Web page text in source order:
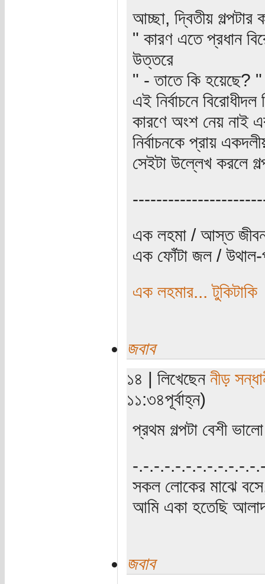
আচ্ছা, দ্বিতীয়
" কারণ এতে প্রধান
উত্তরে
" - তাতে কি হয়েছে? "
এই নির্বাচনে
কারণে অংশ নেয় নাই
নির্বাচনকে প্রায়
সেইটা উল্লেখ করলে
এক লহমা / আস্ত
এক ফোঁটা জল /
এক লহমার... টুকিটাকি
জবাব
১৪ | লিখেছেন নীড়
১১:৩৪পূর্বাহ্ন)
প্রথম গল্পটা বেশী
‍‌-.-.-.-.-.-.-.-.-.-.-.-
সকল লোকের মাঝে
আমি একা হতেছি
জবাব